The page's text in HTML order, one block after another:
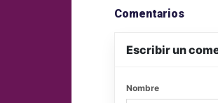
Comentarios
Escribir un
Nombre